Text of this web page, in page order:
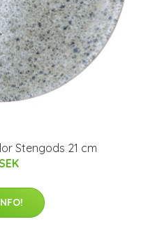
Stengods 21 cm